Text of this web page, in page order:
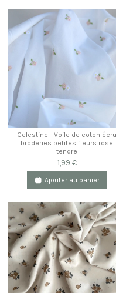
Celestine - Voile de coton écru
broderies petites fleurs rose
tendre
1,99 €
Ajouter au panier